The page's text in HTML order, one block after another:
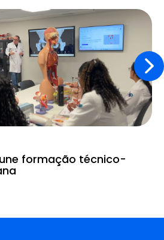
formação técnico-